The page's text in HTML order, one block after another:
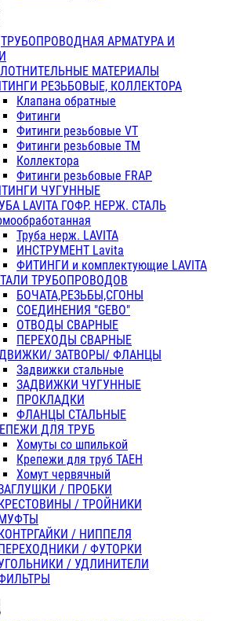
ТРУБОПРОВОДНАЯ АРМАТУРА И
МАТЕРИАЛЫ
РЕЗЬБОВЫЕ, КОЛЛЕКТОРА
Клапана обратные
Фитинги
Фитинги резьбовые VT
Фитинги резьбовые ТМ
Коллектора
Фитинги резьбовые FRAP
ЧУГУННЫЕ
LAVITA ГОФР. НЕРЖ. СТАЛЬ
Труба нерж. LAVITA
ИНСТРУМЕНТ Lavita
ФИТИНГИ и комплектующие LAVITA
ТРУБОПРОВОДОВ
БОЧАТА,РЕЗЬБЫ,СГОНЫ
СОЕДИНЕНИЯ "GEBO"
ОТВОДЫ СВАРНЫЕ
ПЕРЕХОДЫ СВАРНЫЕ
ЗАТВОРЫ/ ФЛАНЦЫ
Задвижки стальные
ЗАДВИЖКИ ЧУГУННЫЕ
ПРОКЛАДКИ
ФЛАНЦЫ СТАЛЬНЫЕ
ДЛЯ ТРУБ
Хомуты со шпилькой
Крепежи для труб ТАЕН
Хомут червячный
/ ПРОБКИ
/ ТРОЙНИКИ
/ НИППЕЛЯ
/ ФУТОРКИ
/ УДЛИНИТЕЛИ